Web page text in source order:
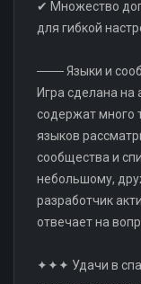
✔ Множество
для гибкой
─── Языки и
Игра сделана на
содержат много
языков
сообщества и
небольшому,
разработчик
отвечает на
✦✦✦ Удачи в